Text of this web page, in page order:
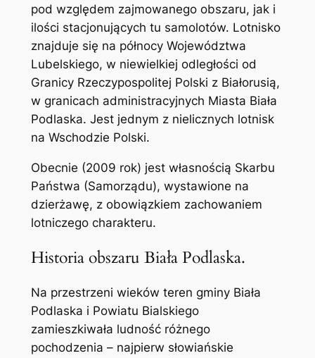
pod względem zajmowanego obszaru, jak i
ilości stacjonujących tu samolotów. Lotnisko
znajduje się na północy Województwa
Lubelskiego, w niewielkiej odległości od
Granicy Rzeczypospolitej Polski z Białorusią,
w granicach administracyjnych Miasta Biała
Podlaska. Jest jednym z nielicznych lotnisk
na Wschodzie Polski.
Obecnie (2009 rok) jest własnością Skarbu
Państwa (Samorządu), wystawione na
dzierżawę, z obowiązkiem zachowaniem
lotniczego charakteru.
Historia obszaru Biała Podlaska.
Na przestrzeni wieków teren gminy Biała
Podlaska i Powiatu Bialskiego
zamieszkiwała ludność różnego
pochodzenia – najpierw słowiańskie